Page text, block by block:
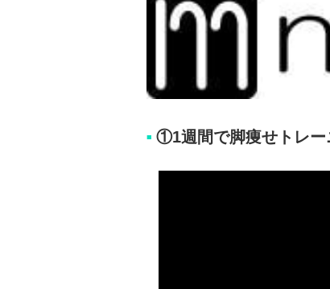
■ ①1週間で脚痩せトレー